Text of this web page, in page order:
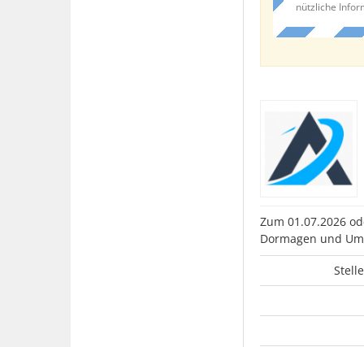
nützliche
Zum 01.07.2026
Dormagen und